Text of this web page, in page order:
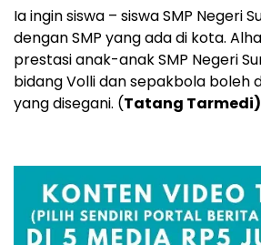
Ia ingin siswa – siswa SMP Negeri
dengan SMP yang ada di kota.
prestasi anak-anak SMP Negeri
bidang Volli dan sepakbola boleh
yang disegani. (Tatang Tarmedi)